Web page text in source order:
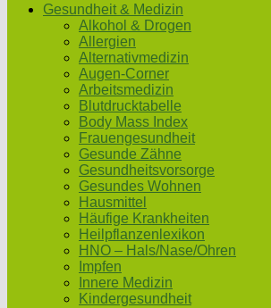
Gesundheit & Medizin
Alkohol & Drogen
Allergien
Alternativmedizin
Augen-Corner
Arbeitsmedizin
Blutdrucktabelle
Body Mass Index
Frauengesundheit
Gesunde Zähne
Gesundheitsvorsorge
Gesundes Wohnen
Hausmittel
Häufige Krankheiten
Heilpflanzenlexikon
HNO – Hals/Nase/Ohren
Impfen
Innere Medizin
Kindergesundheit